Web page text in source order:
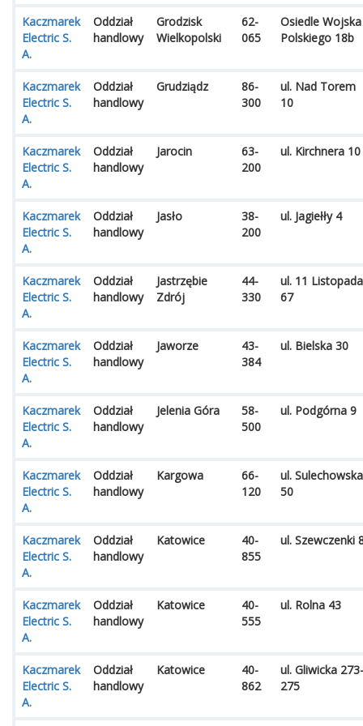
Kaczmarek
Electric S.
A.
Oddział
handlowy
Grodzisk
Wielkopolski
62-
065
Osiedle Wojska
Polskiego 18b
Kaczmarek
Electric S.
A.
Oddział
handlowy
Grudziądz
86-
300
ul. Nad Torem
10
Kaczmarek
Electric S.
A.
Oddział
handlowy
Jarocin
63-
200
ul. Kirchnera 10
Kaczmarek
Electric S.
A.
Oddział
handlowy
Jasło
38-
200
ul. Jagiełły 4
Kaczmarek
Electric S.
A.
Oddział
handlowy
Jastrzębie
Zdrój
44-
330
ul. 11 Listopada
67
Kaczmarek
Electric S.
A.
Oddział
handlowy
Jaworze
43-
384
ul. Bielska 30
Kaczmarek
Electric S.
A.
Oddział
handlowy
Jelenia Góra
58-
500
ul. Podgórna 9
Kaczmarek
Electric S.
A.
Oddział
handlowy
Kargowa
66-
120
ul. Sulechowska
50
Kaczmarek
Electric S.
A.
Oddział
handlowy
Katowice
40-
855
ul. Szewczenki
Kaczmarek
Electric S.
A.
Oddział
handlowy
Katowice
40-
555
ul. Rolna 43
Kaczmarek
Electric S.
A.
Oddział
handlowy
Katowice
40-
862
ul. Gliwicka 273-
275